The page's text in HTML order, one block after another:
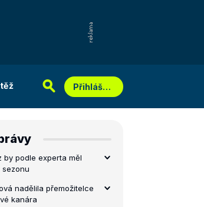
Přihlášení
by podle experta měl
sezonu
nadělila přemožitelce
kanára